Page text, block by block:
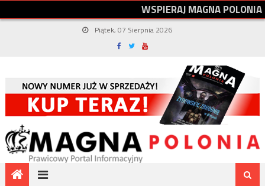
WSPIERAJMAGNAPOLONIA
Piątek, 07 Sierpnia 2026